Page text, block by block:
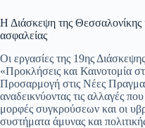
Η Διάσκεψη της Θεσσαλονίκης
ασφαλείας
Οι εργασίες της 19ης
«Προκλήσεις και Καινοτομία
Προσαρμογή στις Νέες
αναδεικνύοντας τις αλλαγές
μορφές συγκρούσεων και οι
συστήματα άμυνας και